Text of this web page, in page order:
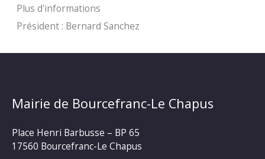
Plus d'informations
Président : Bernard Sanchez
Mairie de Bourcefranc-Le Chapus
Place Henri Barbusse – BP 65
17560 Bourcefranc-Le Chapus